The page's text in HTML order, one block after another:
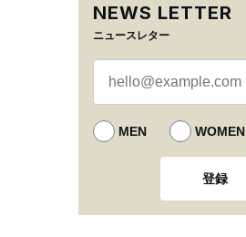
NEWS LETTER
ニュースレター
MEN WOMEN
登録